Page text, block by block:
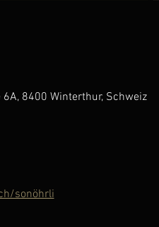
8400 Winterthur, Schweiz
sonöhrli